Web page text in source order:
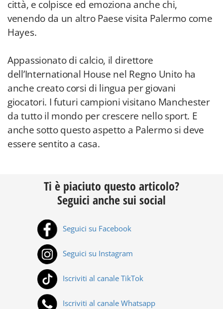
città, e colpisce ed emoziona anche chi,
venendo da un altro Paese visita Palermo come
Hayes.
Appassionato di calcio, il direttore
dell’International House nel Regno Unito ha
anche creato corsi di lingua per giovani
giocatori. I futuri campioni visitano Manchester
da tutto il mondo per crescere nello sport. E
anche sotto questo aspetto a Palermo si deve
essere sentito a casa.
Ti è piaciuto questo articolo?
Seguici anche sui social
Seguici su Facebook
Seguici su Instagram
Iscriviti al canale TikTok
Iscriviti al canale Whatsapp